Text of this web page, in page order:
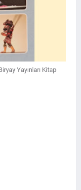
Yayınları Kitap